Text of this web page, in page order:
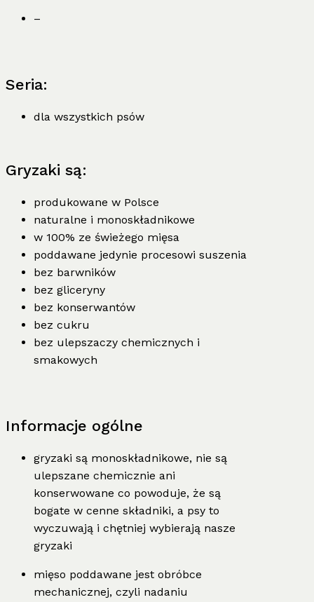
–
Seria:
dla wszystkich psów
Gryzaki są:
produkowane w Polsce
naturalne i monoskładnikowe
w 100% ze świeżego mięsa
poddawane jedynie procesowi suszenia
bez barwników
bez gliceryny
bez konserwantów
bez cukru
bez ulepszaczy chemicznych i
smakowych
Informacje ogólne
gryzaki są monoskładnikowe, nie są
ulepszane chemicznie ani
konserwowane co powoduje, że są
bogate w cenne składniki, a psy to
wyczuwają i chętniej wybierają nasze
gryzaki
mięso poddawane jest obróbce
mechanicznej, czyli nadaniu